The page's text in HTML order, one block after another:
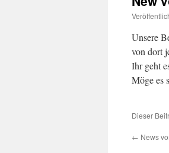
Unsere
von dort
Ihr geht
Möge es
Dieser
← News